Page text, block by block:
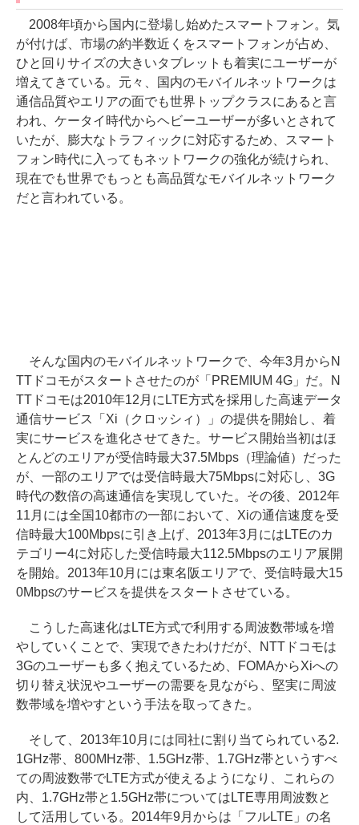
2008年頃から国内に登場し始めたスマートフォン。気
が付けば、市場の約半数近くをスマートフォンが占め、
ひと回りサイズの大きいタブレットも着実にユーザーが
増えてきている。元々、国内のモバイルネットワークは
通信品質やエリアの面でも世界トップクラスにあると言
われ、ケータイ時代からヘビーユーザーが多いとされて
いたが、膨大なトラフィックに対応するため、スマート
フォン時代に入ってもネットワークの強化が続けられ、
現在でも世界でもっとも高品質なモバイルネットワーク
だと言われている。
そんな国内のモバイルネットワークで、今年3月からN
TTドコモがスタートさせたのが「PREMIUM 4G」だ。N
TTドコモは2010年12月にLTE方式を採用した高速データ
通信サービス「Xi（クロッシィ）」の提供を開始し、着
実にサービスを進化させてきた。サービス開始当初はほ
とんどのエリアが受信時最大37.5Mbps（理論値）だった
が、一部のエリアでは受信時最大75Mbpsに対応し、3G
時代の数倍の高速通信を実現していた。その後、2012年
11月には全国10都市の一部において、Xiの通信速度を受
信時最大100Mbpsに引き上げ、2013年3月にはLTEのカ
テゴリー4に対応した受信時最大112.5Mbpsのエリア展開
を開始。2013年10月には東名阪エリアで、受信時最大15
0Mbpsのサービスを提供をスタートさせている。
こうした高速化はLTE方式で利用する周波数帯域を増
やしていくことで、実現できたわけだが、NTTドコモは
3Gのユーザーも多く抱えているため、FOMAからXiへの
切り替え状況やユーザーの需要を見ながら、堅実に周波
数帯域を増やすという手法を取ってきた。
そして、2013年10月には同社に割り当てられている2.
1GHz帯、800MHz帯、1.5GHz帯、1.7GHz帯というすべ
ての周波数帯でLTE方式が使えるようになり、これらの
内、1.7GHz帯と1.5GHz帯についてはLTE専用周波数と
して活用している。2014年9月からは「フルLTE」の名